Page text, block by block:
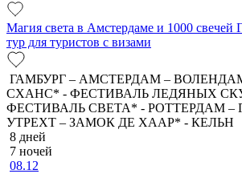
Магия света в Амстердаме и 1000 свечей
тур для туристов с визами
ГАМБУРГ – АМСТЕРДАМ –
СХАНС* - ФЕСТИВАЛЬ ЛЕДЯНЫХ
ФЕСТИВАЛЬ СВЕТА* - РОТТЕРДАМ –
УТРЕХТ – ЗАМОК ДЕ ХААР* - КЕЛЬН
8 дней
7 ночей
08.12